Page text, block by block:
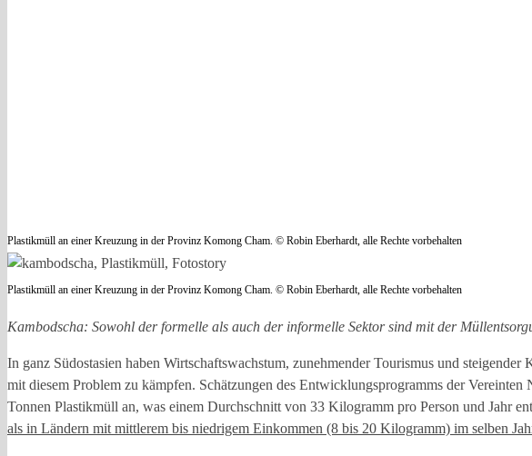
Plastikmüll an einer Kreuzung in der Provinz Komong Cham. © Robin Eberhardt, alle Rechte vorbehalten
Plastikmüll an einer Kreuzung in der Provinz Komong Cham. © Robin Eberhardt, alle Rechte vorbehalten
Kambodscha: Sowohl der formelle als auch der informelle Sektor sind mit der
In ganz Südostasien haben Wirtschaftswachstum, zunehmender Tourismus und
mit diesem Problem zu kämpfen. Schätzungen des Entwicklungsprogramms der
Tonnen Plastikmüll an, was einem Durchschnitt von 33 Kilogramm pro Person und Jahr
als in Ländern mit mittlerem bis niedrigem Einkommen (8 bis 20 Kilogramm) im selben